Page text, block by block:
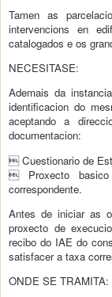
Tamen as
intervencions en
catalogados e os
NECESITASE:
Ademais da
identificacion do
aceptando a
documentacion:
 Cuestionario de
 Proxecto
correspondente.
Antes de iniciar as
proxecto de
recibo do IAE do
satisfacer a taxa
ONDE SE TRAMITA: